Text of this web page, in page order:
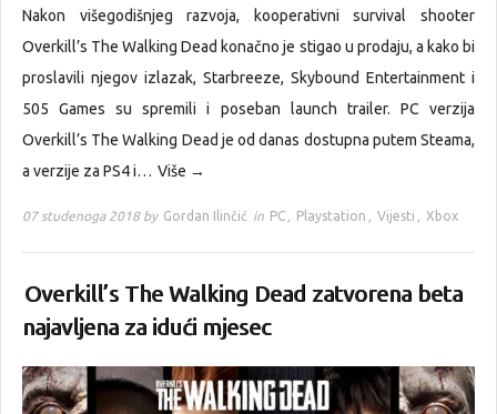
Nakon višegodišnjeg razvoja, kooperativni survival shooter
Overkill’s The Walking Dead konačno je stigao u prodaju, a kako bi
proslavili njegov izlazak, Starbreeze, Skybound Entertainment i
505 Games su spremili i poseban launch trailer. PC verzija
Overkill’s The Walking Dead je od danas dostupna putem Steama,
a verzije za PS4 i… Više →
07 studenoga 2018 by Gordan Ilinčić in PC , Playstation , Vijesti , Xbox
Overkill’s The Walking Dead zatvorena beta
najavljena za idući mjesec